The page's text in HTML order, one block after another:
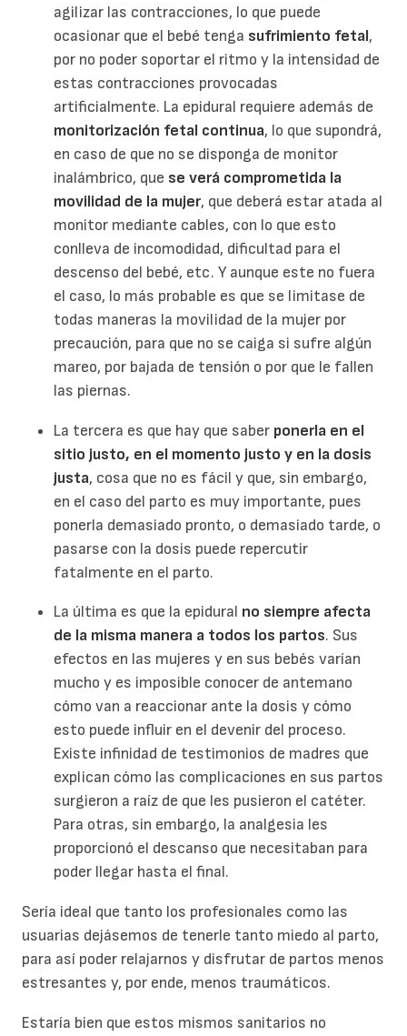
agilizar las contracciones, lo que puede
ocasionar que el bebé tenga sufrimiento fetal,
por no poder soportar el ritmo y la intensidad de
estas contracciones provocadas
artificialmente. La epidural requiere además de
monitorización fetal continua, lo que supondrá,
en caso de que no se disponga de monitor
inalámbrico, que se verá comprometida la
movilidad de la mujer, que deberá estar atada al
monitor mediante cables, con lo que esto
conlleva de incomodidad, dificultad para el
descenso del bebé, etc. Y aunque este no fuera
el caso, lo más probable es que se limitase de
todas maneras la movilidad de la mujer por
precaución, para que no se caiga si sufre algún
mareo, por bajada de tensión o por que le fallen
las piernas.
La tercera es que hay que saber ponerla en el
sitio justo, en el momento justo y en la dosis
justa, cosa que no es fácil y que, sin embargo,
en el caso del parto es muy importante, pues
ponerla demasiado pronto, o demasiado tarde, o
pasarse con la dosis puede repercutir
fatalmente en el parto.
La última es que la epidural no siempre afecta
de la misma manera a todos los partos. Sus
efectos en las mujeres y en sus bebés varían
mucho y es imposible conocer de antemano
cómo van a reaccionar ante la dosis y cómo
esto puede influir en el devenir del proceso.
Existe infinidad de testimonios de madres que
explican cómo las complicaciones en sus partos
surgieron a raíz de que les pusieron el catéter.
Para otras, sin embargo, la analgesia les
proporcionó el descanso que necesitaban para
poder llegar hasta el final.
Sería ideal que tanto los profesionales como las
usuarias dejásemos de tenerle tanto miedo al parto,
para así poder relajarnos y disfrutar de partos menos
estresantes y, por ende, menos traumáticos.
Estaría bien que estos mismos sanitarios no